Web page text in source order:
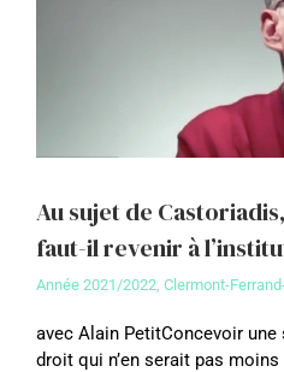
Au sujet de
faut-il revenir à
Année 2021/2022 Clermont-
avec Alain PetitConcevoir une
droit qui n’en serait pas